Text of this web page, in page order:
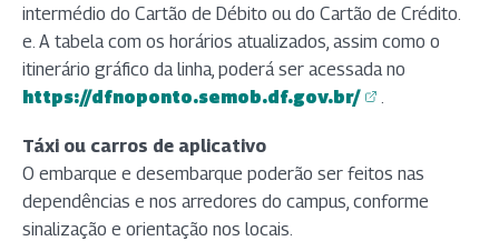
intermédio do Cartão de Débito ou do Cartão de Crédito.
e. A tabela com os horários atualizados, assim como o
itinerário gráfico da linha, poderá ser acessada no
https://dfnoponto.semob.df.gov.br/
(abre em nova aba)
(abre em nova aba)
(abre em nova aba)
(abre em nova aba)
(abre em nova aba)
(abre em nova aba)
(abre em nova aba)
(abre em nova aba)
(abre em nova aba)
.
Táxi ou carros de aplicativo
O embarque e desembarque poderão ser feitos nas
dependências e nos arredores do campus, conforme
sinalização e orientação nos locais.